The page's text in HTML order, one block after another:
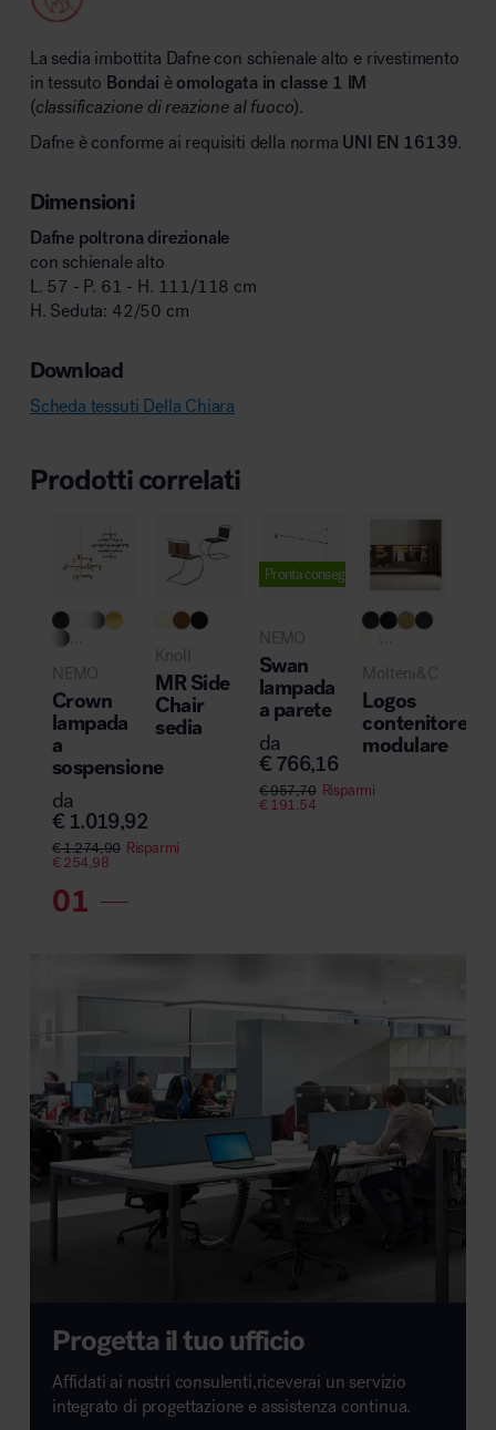
La sedia imbottita Dafne con schienale alto e rivestimento
in tessuto Bondai è omologata in classe 1 IM
(classificazione di reazione al fuoco).
Dafne è conforme ai requisiti della norma UNI EN 16139.
Dimensioni
Dafne poltrona direzionale
con schienale alto
L. 57 - P. 61 - H. 111/118 cm
H. Seduta: 42/50 cm
Download
Scheda tessuti Della Chiara
Prodotti correlati
...
NEMO
Crown
lampada
a
sospensione
da
€ 1.019,92
€1.274,90 Risparmi
€254,98
Knoll
MR Side
Chair
sedia
Pronta consegna
NEMO
Swan
lampada
a parete
da
€ 766,16
€957,70 Risparmi
€191,54
Molteni&C
Logos
contenitore
modulare
Progetta il tuo ufficio
Affidati ai nostri consulenti,riceverai un servizio
integrato di progettazione e assistenza continua.